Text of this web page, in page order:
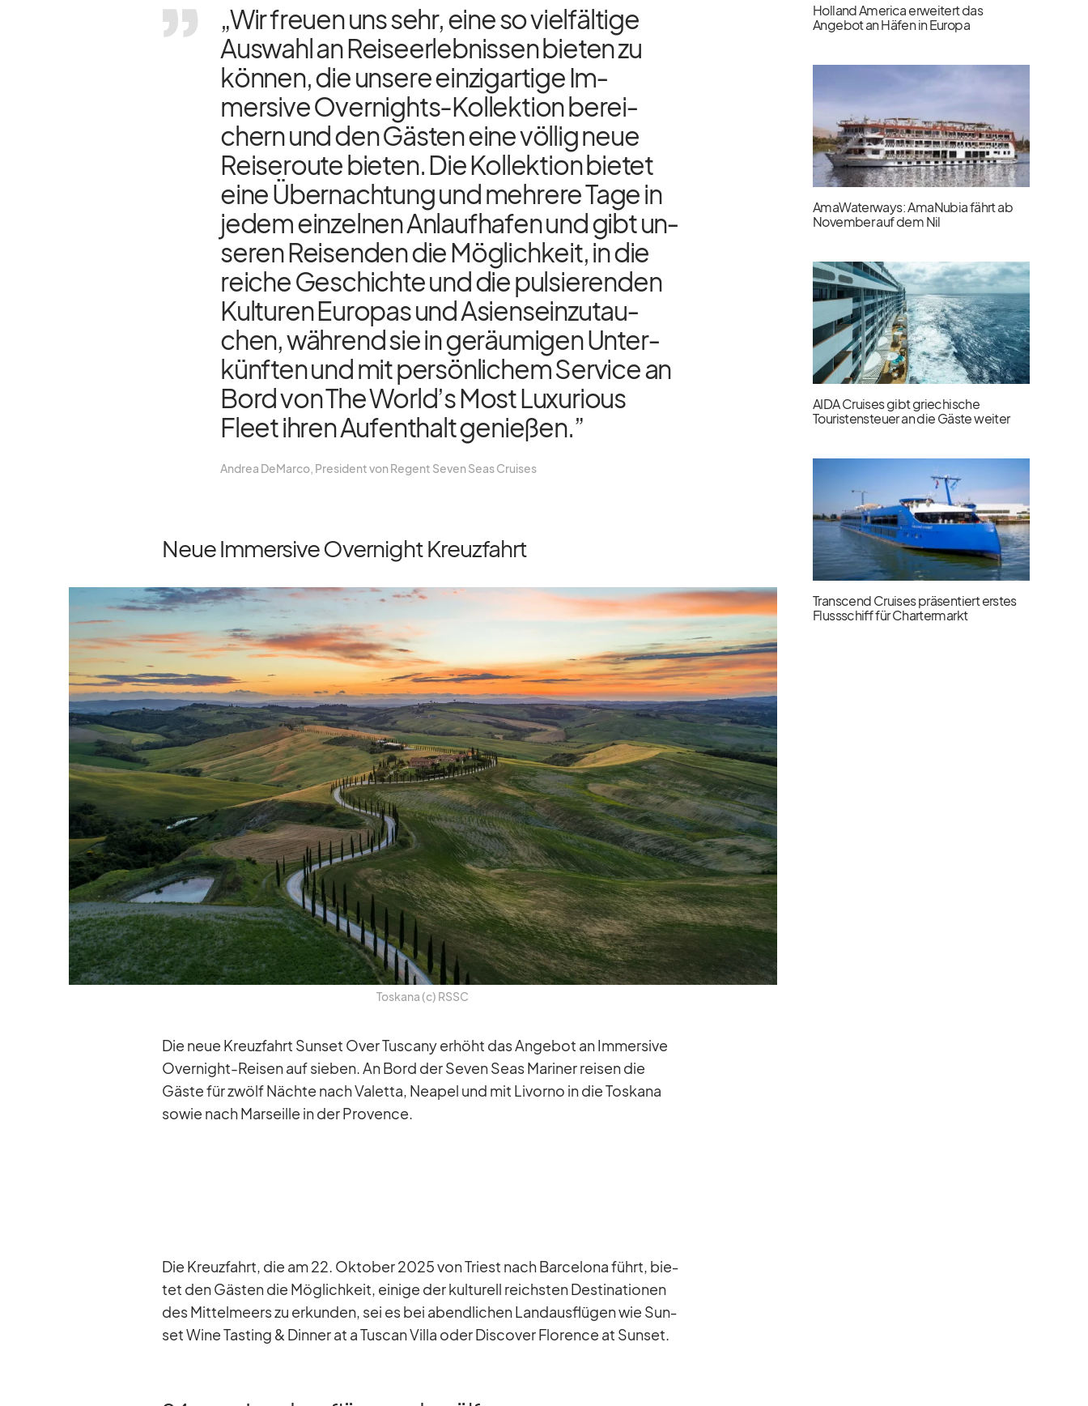
„Wir freuen uns sehr, eine so viel­fäl­tige
Aus­wahl an Rei­se­er­leb­nis­sen bie­ten zu
kön­nen, die un­sere ein­zig­ar­tige Im­
mersive Over­nights-Kol­lek­tion be­rei­
chern und den Gäs­ten eine völ­lig neue
Rei­se­route bie­ten. Die Kol­lek­tion bie­tet
eine Über­nach­tung und meh­rere Tage in
je­dem ein­zel­nen An­lauf­ha­fen und gibt un­
se­ren Rei­sen­den die Mög­lich­keit, in die
rei­che Ge­schichte und die pul­sie­ren­den
Kul­tu­ren Eu­ro­pas und Asi­ens­ein­zu­tau­
chen, wäh­rend sie in ge­räu­mi­gen Un­ter­
künf­ten und mit per­sön­li­chem Ser­vice an
Bord von The World’s Most Lu­xu­rious
Fleet ih­ren Auf­ent­halt ge­nie­ßen.”
An­drea De­Marco, Pre­si­dent von Re­gent Se­ven Seas Crui­ses
Neue Immersive Overnight Kreuzfahrt
Tos­kana (c) RSSC
Die neue Kreuz­fahrt Sun­set Over Tu­scany er­höht das An­ge­bot an Im­mersive
Over­night-Rei­sen auf sie­ben. An Bord der Se­ven Seas Ma­ri­ner rei­sen die
Gäste für zwölf Nächte nach Va­letta, Nea­pel und mit Li­vorno in die Tos­kana
so­wie nach Mar­seille in der Pro­vence.
Die Kreuz­fahrt, die am 22. Ok­to­ber 2025 von Tri­est nach Bar­ce­lona führt, bie­
tet den Gäs­ten die Mög­lich­keit, ei­nige der kul­tu­rell reichs­ten De­sti­na­tio­nen
des Mit­tel­meers zu er­kun­den, sei es bei abend­li­chen Land­aus­flü­gen wie Sun­
set Wine Tasting & Din­ner at a Tu­scan Villa oder Dis­co­ver Flo­rence at Sun­set.
Holland America erweitert das
Angebot an Häfen in Europa
AmaWaterways: AmaNubia fährt ab
November auf dem Nil
AIDA Cruises gibt griechische
Touristensteuer an die Gäste weiter
Transcend Cruises präsentiert erstes
Flussschiff für Chartermarkt